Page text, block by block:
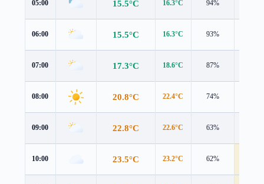
05:00 15.5°C 16.3°C 94%
06:00 15.5°C 16.3°C 93%
07:00 17.3°C 18.6°C 87%
08:00 20.8°C 22.4°C 74%
09:00 22.8°C 22.6°C 63%
10:00 23.5°C 23.2°C 62%